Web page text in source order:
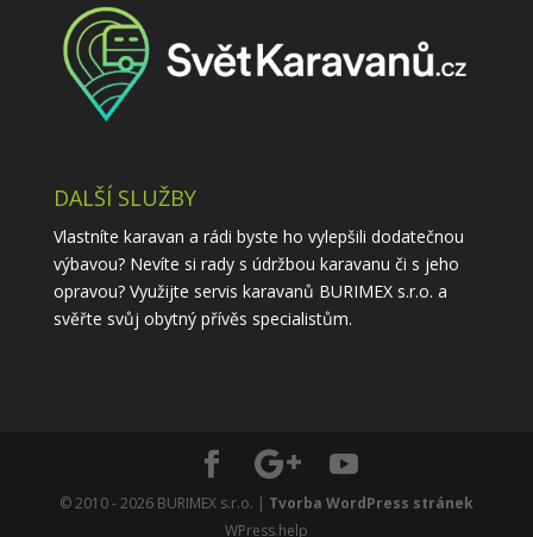
DALŠÍ SLUŽBY
Vlastníte karavan a rádi byste ho vylepšili dodatečnou
výbavou? Nevíte si rady s údržbou karavanu či s jeho
opravou? Využijte servis karavanů BURIMEX s.r.o. a
svěřte svůj obytný přívěs specialistům.
© 2010 - 2026 BURIMEX s.r.o. | Tvorba WordPress stránek
WPress.help